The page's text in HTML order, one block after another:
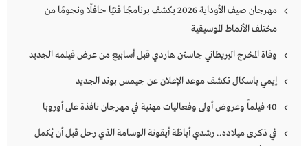
مهرجان صيف الأوداية 2026 يكشف برنامجًا فنيًا حافلًا ونجومًا من
مختلف الأنماط الموسيقية
وفاة المخرج البريطاني جاستن هاردي قبل أسابيع من عرض فيلمه الجديد
إيمي باسكال تكشف موعد الإعلان عن جيمس بوند الجديد
40 فيلماً وعروض أولى وفعاليات مهنية في مهرجان نافذة على أوروبا
في ذكرى ميلاده.. رشدي أباظة أيقونة الوسامة الذي رحل قبل أن يُكمل